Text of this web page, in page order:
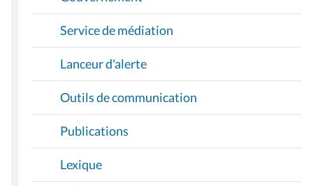
Service de médiation
Lanceur d'alerte
Outils de communication
Publications
Lexique